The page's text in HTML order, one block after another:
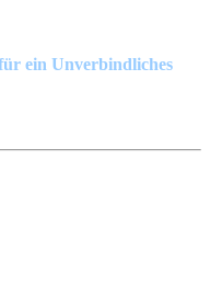
ein Unverbindliches